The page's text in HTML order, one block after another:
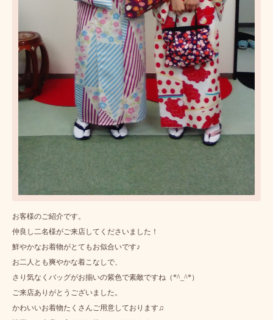
お客様のご紹介です。
仲良し二名様がご来店してくださいました！
鮮やかなお着物がとてもお似合いです♪
お二人とも爽やかな着こなしで、
さり気なくバッグがお揃いの紫色で素敵ですね（*^_^*）
ご来店ありがとうございました。
かわいいお着物たくさんご用意しております♫